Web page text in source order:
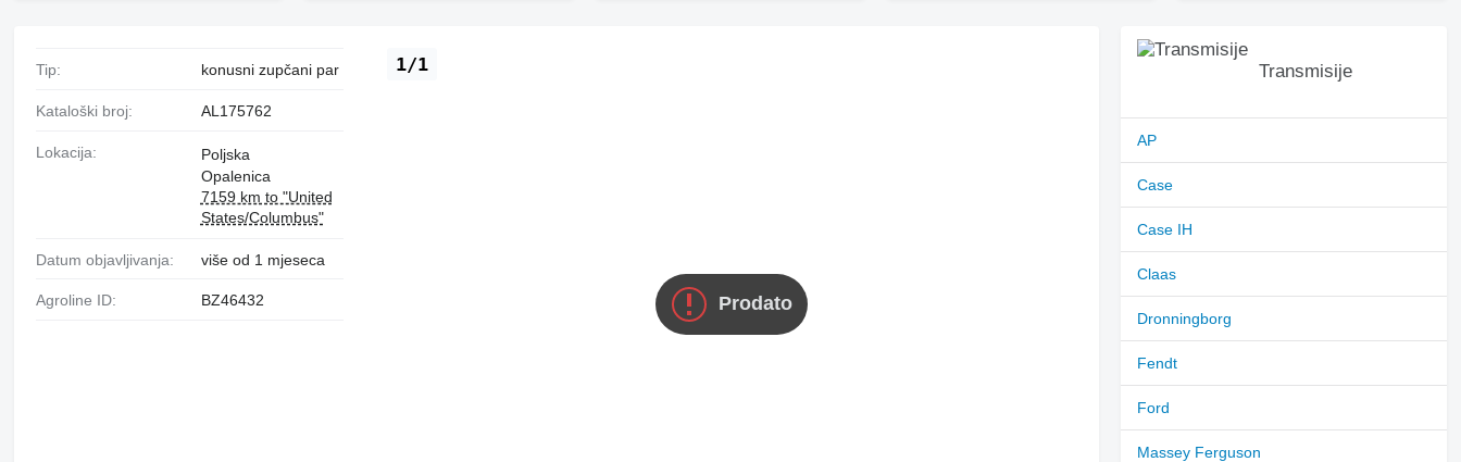
Prodato
1/1
Tip: konusni zupčani par
Kataloški broj: AL175762
Lokacija:
Poljska
Opalenica
7159 km to "United
States/Columbus"
Datum objavljivanja: više od 1 mjeseca
Agroline ID: BZ46432
Transmisije
AP
Case
Case IH
Claas
Dronningborg
Fendt
Ford
Massey Ferguson